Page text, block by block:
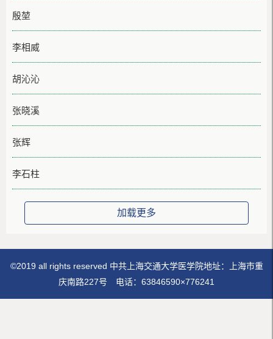
殷堃
李相威
胡沁沁
张晓溪
张辉
李石柱
加载更多
©2019 all rights reserved 中共上海交通大学医学院地址：上海市重
庆南路227号 电话：63846590×776241